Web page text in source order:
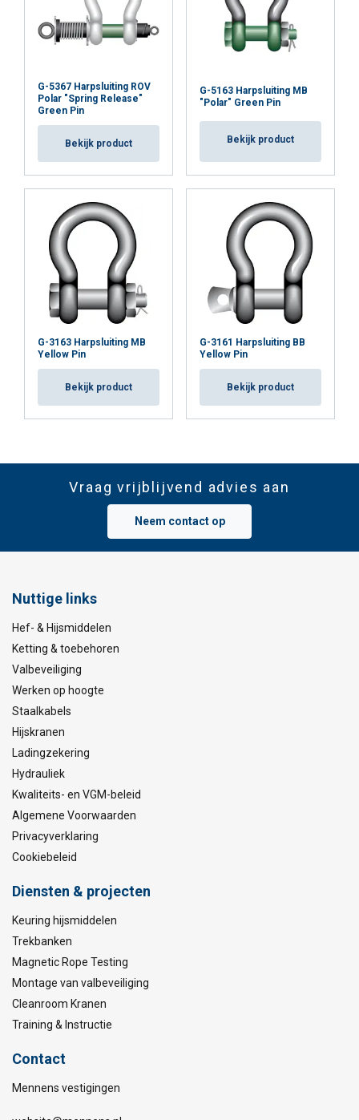
G-5367 Harpsluiting ROV
Polar "Spring Release"
Green Pin
Bekijk product
G-5163 Harpsluiting MB
"Polar" Green Pin
Bekijk product
G-3163 Harpsluiting MB
Yellow Pin
Bekijk product
G-3161 Harpsluiting BB
Yellow Pin
Bekijk product
Vraag vrijblijvend advies aan
Neem contact op
Nuttige links
Hef- & Hijsmiddelen
Ketting & toebehoren
Valbeveiliging
Werken op hoogte
Staalkabels
Hijskranen
Ladingzekering
Hydrauliek
Kwaliteits- en VGM-beleid
Algemene Voorwaarden
Privacyverklaring
Cookiebeleid
Diensten & projecten
Keuring hijsmiddelen
Trekbanken
Magnetic Rope Testing
Montage van valbeveiliging
Cleanroom Kranen
Training & Instructie
Contact
Mennens vestigingen